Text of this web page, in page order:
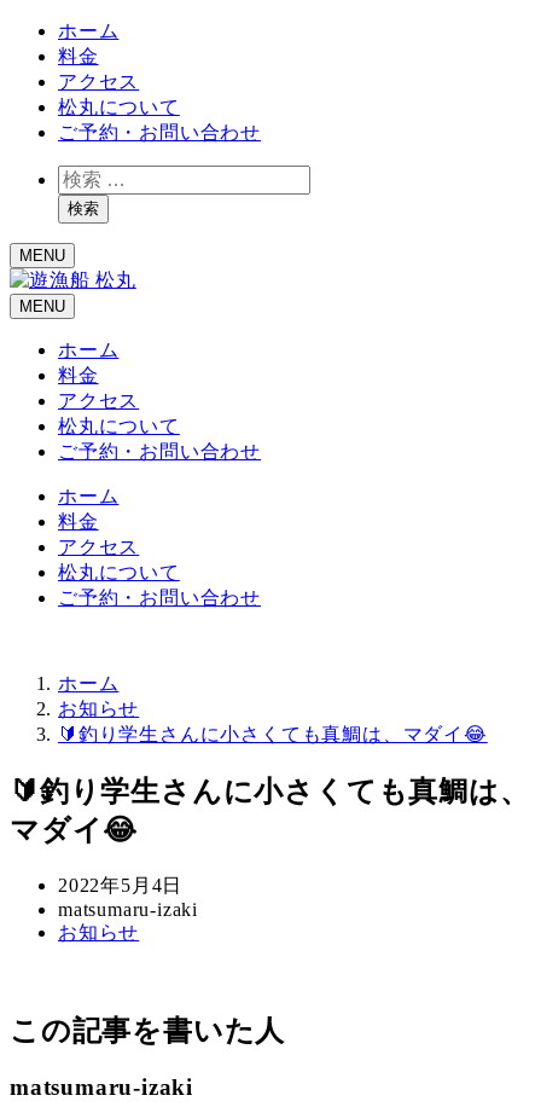
ホーム
料金
アクセス
松丸について
ご予約・お問い合わせ
検
索検索
MENU
MENU
ホーム
料金
アクセス
松丸について
ご予約・お問い合わせ
ホーム
料金
アクセス
松丸について
ご予約・お問い合わせ
ホーム
お知らせ
🔰釣り学生さんに小さくても真鯛は、マダイ😂
🔰釣り学生さんに小さくても真鯛は、
マダイ😂
投
稿
日
2022年5月4日
著
者
matsumaru-izaki
カ
ー
お知らせ
この記事を書いた人
matsumaru-izaki